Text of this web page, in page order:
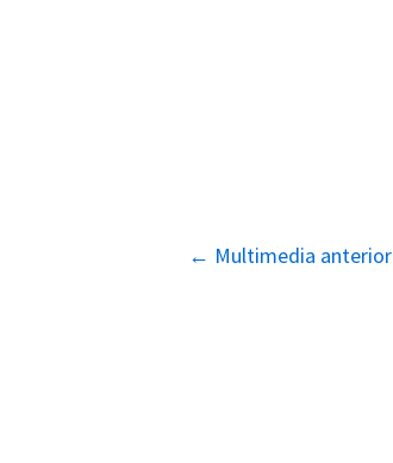
Navegación
← Multimedia anterior